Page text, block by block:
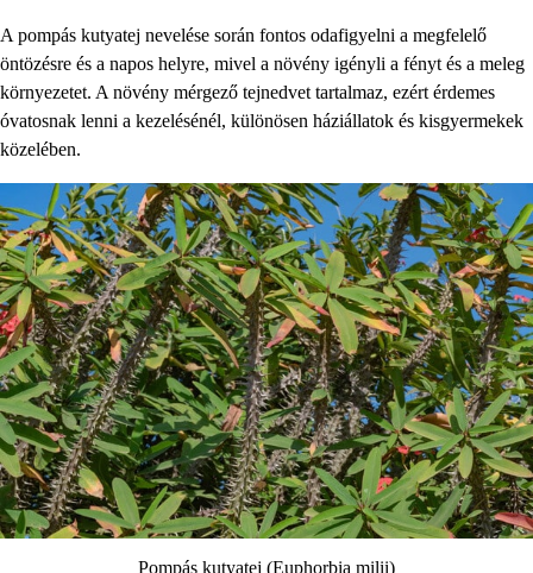
A pompás kutyatej nevelése során fontos odafigyelni a megfelelő
öntözésre és a napos helyre, mivel a növény igényli a fényt és a meleg
környezetet. A növény mérgező tejnedvet tartalmaz, ezért érdemes
óvatosnak lenni a kezelésénél, különösen háziállatok és kisgyermekek
közelében.
Pompás kutyatej (Euphorbia milii)